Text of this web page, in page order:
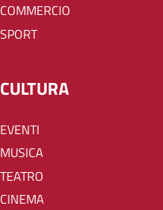
COMMERCIO
SPORT
CULTURA
EVENTI
MUSICA
TEATRO
CINEMA